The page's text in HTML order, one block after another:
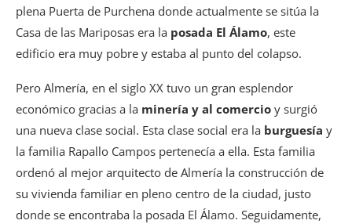
plena Puerta de Purchena donde actualmente se sitúa la
Casa de las Mariposas era la posada El Álamo, este
edificio era muy pobre y estaba al punto del colapso.
Pero Almería, en el siglo XX tuvo un gran esplendor
económico gracias a la minería y al comercio y surgió
una nueva clase social. Esta clase social era la burguesía y
la familia Rapallo Campos pertenecía a ella. Esta familia
ordenó al mejor arquitecto de Almería la construcción de
su vivienda familiar en pleno centro de la ciudad, justo
donde se encontraba la posada El Álamo. Seguidamente,